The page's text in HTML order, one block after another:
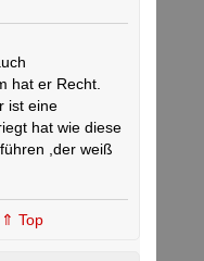
hat er Recht.
ist eine
hat wie diese
,der weiß
⇑ Top